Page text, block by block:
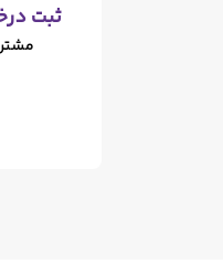
ثبت